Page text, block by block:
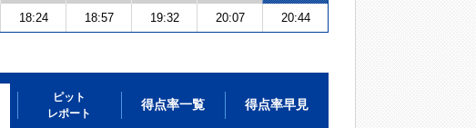
18:24 18:57 19:32 20:07 20:44
ピット
レポート
得点率一覧 得点率早見